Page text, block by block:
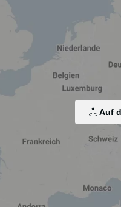
Auf
von
Werbung sowie der
verarbeitet wird, z. B. die USA.